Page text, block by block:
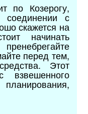
по Козерогу,
соединении с
скажется на
начинать
перед тем,
Этот
взвешенного